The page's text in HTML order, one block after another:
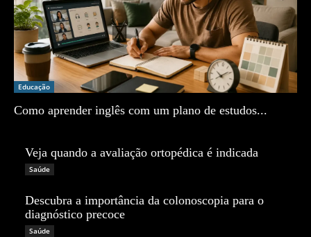
Educação
Como aprender inglês com um plano de estudos...
Veja quando a avaliação ortopédica é indicada
Saúde
Descubra a importância da colonoscopia para o
diagnóstico precoce
Saúde